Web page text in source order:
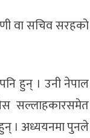
वा सचिव सरहको
हुन् । उनी नेपाल
सल्लाहकारसमेत
। अध्ययनमा पुनले